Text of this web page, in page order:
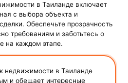
в Таиланде включает
с выбора объекта и
Обеспечьте прозрачность
требованиям и заботьтесь о
на каждом этапе.
недвижимости в Таиланде
и обещает интересные